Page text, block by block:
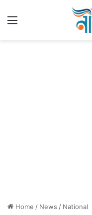
Home / News / National